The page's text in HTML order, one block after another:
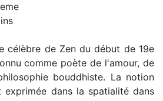
célèbre de Zen du début de 19e
comme poète de l'amour, de
bouddhiste. La notion
exprimée dans la spatialité dans